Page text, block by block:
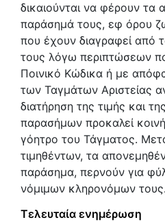
δικαιούνται να φέρουν τα
παράσημά τους, εφ όρου
που έχουν διαγραφεί από
τους λόγω περιπτώσεων
Ποινικό Κώδικα ή με
των Ταγμάτων Αριστείας
διατήρηση της τιμής και
παρασήμων προκαλεί
γόητρο του Τάγματος.
τιμηθέντων, τα
παράσημα, περνούν για
νόμιμων κληρονόμων τους.
Τελευταία ενημέρωση